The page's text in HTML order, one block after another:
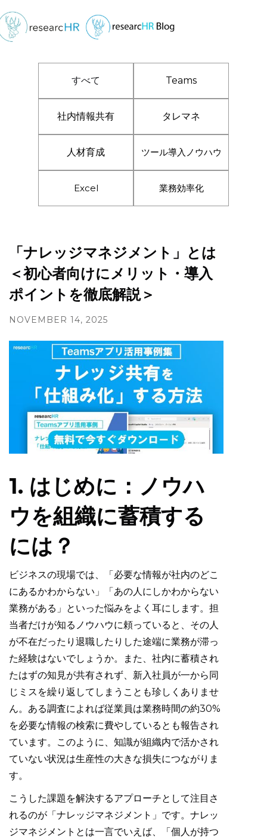
すべて Teams
社内情報共有 タレマネ
人材育成 ツール導入ノウハウ
Excel 業務効率化
「ナレッジマネジメント」とは
＜初心者向けにメリット・導入
ポイントを徹底解説＞
NOVEMBER 14, 2025
1. はじめに：ノウハ
ウを組織に蓄積する
には？
ビジネスの現場では、「必要な情報が社内のどこ
にあるかわからない」「あの人にしかわからない
業務がある」といった悩みをよく耳にします。担
当者だけが知るノウハウに頼っていると、その人
が不在だったり退職したりした途端に業務が滞っ
た経験はないでしょうか。また、社内に蓄積され
たはずの知見が共有されず、新入社員が一から同
じミスを繰り返してしまうことも珍しくありませ
ん。ある調査によれば従業員は業務時間の約30%
を必要な情報の検索に費やしているとも報告され
ています。このように、知識が組織内で活かされ
ていない状況は生産性の大きな損失につながりま
す。
こうした課題を解決するアプローチとして注目さ
れるのが「ナレッジマネジメント」です。ナレッ
ジマネジメントとは一言でいえば、「個人が持つ